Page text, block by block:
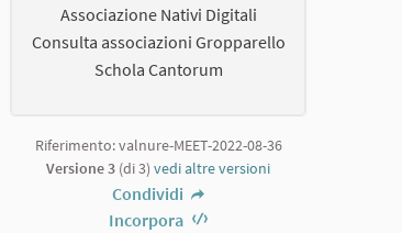
Associazione Nativi Digitali
Consulta associazioni Gropparello
Schola Cantorum
Riferimento: valnure-MEET-2022-08-36
Versione 3 (di 3) vedi altre versioni
Condividi
Incorpora